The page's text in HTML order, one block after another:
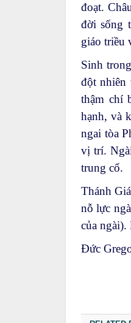
đoạt.
đời sống
giáo triều
Sinh
đột nhiên
thậm chí
hạnh, và
ngai tòa
vị trí.
trung cổ.
Thánh
nỗ lực
của ngài).
Đức